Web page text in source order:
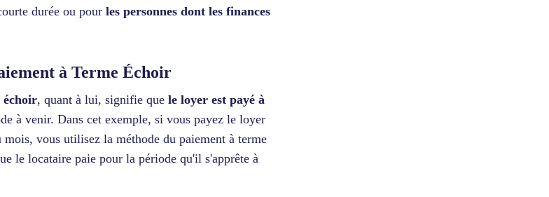
durée ou pour les personnes dont les finances
à Terme Échoir
échoir, quant à lui, signifie que le loyer est payé à
à venir. Dans cet exemple, si vous payez le loyer
vous utilisez la méthode du paiement à terme
le locataire paie pour la période qu'il s'apprête à